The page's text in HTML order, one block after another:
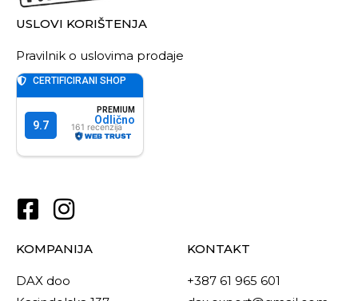
USLOVI KORIŠTENJA
Pravilnik o uslovima prodaje
KOMPANIJA
DAX doo
KONTAKT
+387 61 965 601